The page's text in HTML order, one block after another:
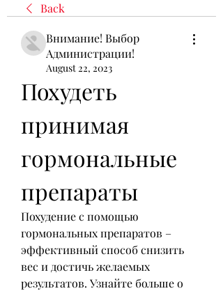
Back
Внимание! Выбор
Администрации!
August 22, 2023
Похудеть
принимая
гормональные
препараты
Похудение с помощью
гормональных препаратов –
эффективный способ снизить
вес и достичь желаемых
результатов. Узнайте больше о